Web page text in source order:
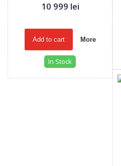
10 999 lei
Add to cart More
In Stock